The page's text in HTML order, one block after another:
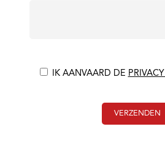
IK AANVAARD DE